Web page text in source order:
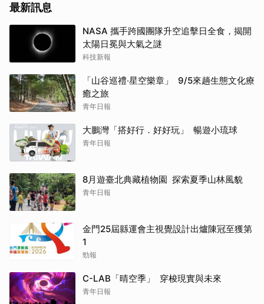
最新訊息
NASA 攜手跨國團隊升空追擊日全食，揭開
太陽日冕與大氣之謎
科技新報
「山谷巡禮‧星空樂章」 9/5來趟生態文化療
癒之旅
青年日報
大鵬灣「搭好行．好好玩」 暢遊小琉球
青年日報
8月遊臺北典藏植物園 探索夏季山林風貌
青年日報
金門25屆縣運會主視覺設計出爐陳冠至獲第
1
勁報
C-LAB「晴空季」 穿梭現實與未來
青年日報